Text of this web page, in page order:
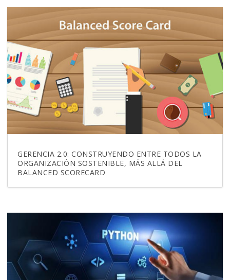
GERENCIA 2.0: CONSTRUYENDO ENTRE TODOS LA
ORGANIZACIÓN SOSTENIBLE, MÁS ALLÁ DEL
BALANCED SCORECARD